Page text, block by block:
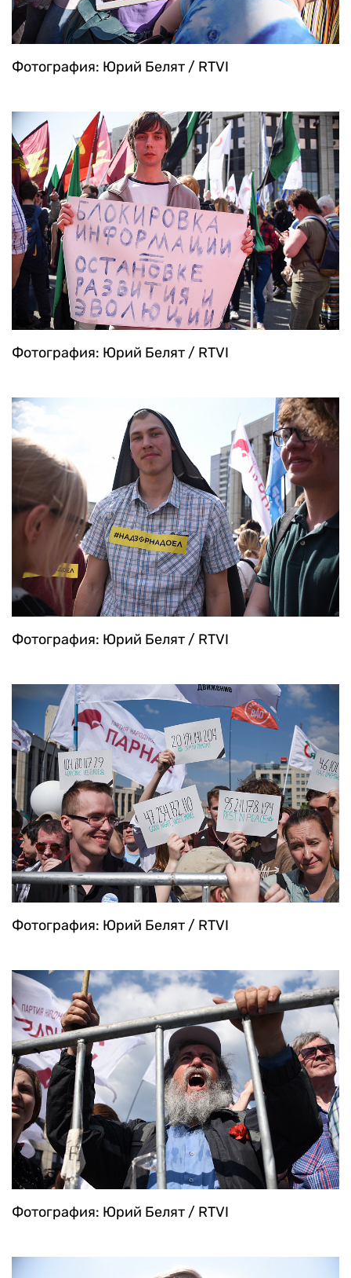
Фотография: Юрий Белят / RTVI
Фотография: Юрий Белят / RTVI
Фотография: Юрий Белят / RTVI
Фотография: Юрий Белят / RTVI
Фотография: Юрий Белят / RTVI